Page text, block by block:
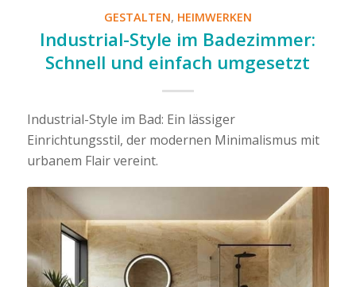
GESTALTEN, HEIMWERKEN
Industrial-Style im Badezimmer:
Schnell und einfach umgesetzt
Industrial-Style im Bad: Ein lässiger
Einrichtungsstil, der modernen Minimalismus mit
urbanem Flair vereint.